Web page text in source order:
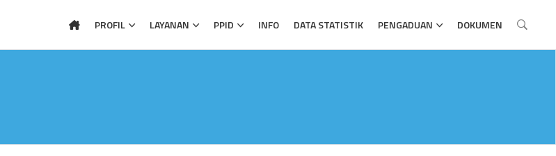
PROFIL LAYANAN PPID INFO DATA STATISTIK PENGADUAN DOKUMEN